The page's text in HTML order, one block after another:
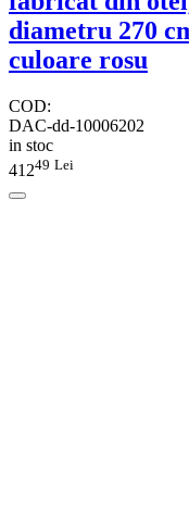
diametru 270
culoare rosu
COD:
DAC-dd-10006202
in stoc
41249 Lei